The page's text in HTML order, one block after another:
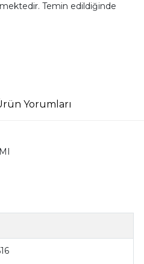
Temin edildiğinde
Yorumları